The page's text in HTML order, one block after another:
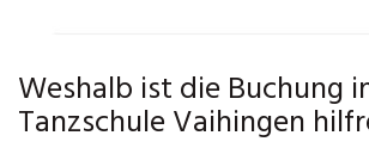
Weshalb ist die Buchung
Tanzschule Vaihingen